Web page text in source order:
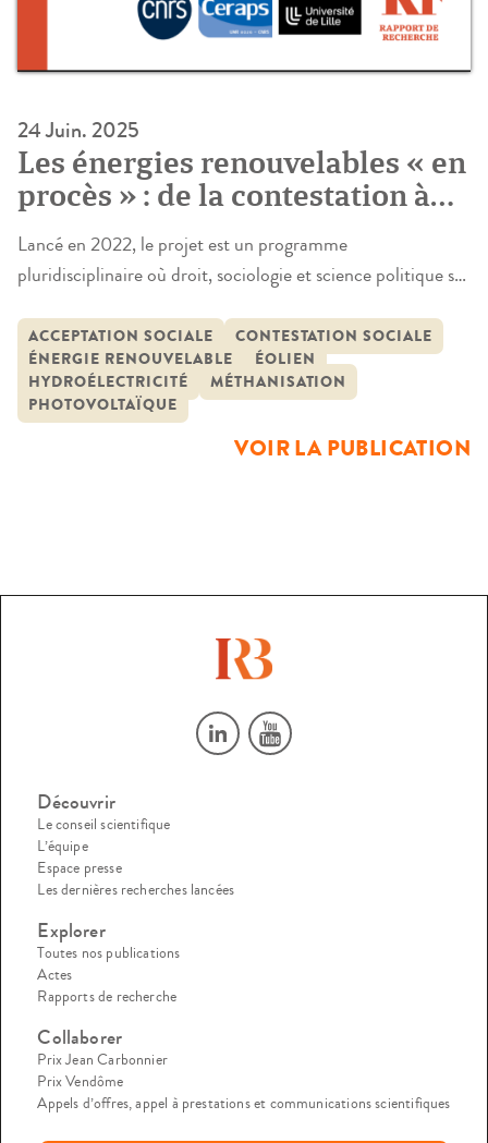
24 Juin. 2025
Les énergies renouvelables « en
procès » : de la contestation à
l’acceptation ?
Lancé en 2022, le projet est un programme
pluridisciplinaire où droit, sociologie et science politique se
nouvelles installations d’énergie renouvelable. Ce
programme de recherche propose à la fois une approche
théorique, centrée sur la compréhension du rejet de ces
infrastructures et une perspective empirique, à […]
ACCEPTATION SOCIALE
CONTESTATION SOCIALE
ÉNERGIE RENOUVELABLE
ÉOLIEN
HYDROÉLECTRICITÉ
MÉTHANISATION
PHOTOVOLTAÏQUE
VOIR LA PUBLICATION
Découvrir
Le conseil scientifique
L’équipe
Espace presse
Les dernières recherches lancées
Explorer
Toutes nos publications
Actes
Rapports de recherche
Collaborer
Prix Jean Carbonnier
Prix Vendôme
Appels d’offres, appel à prestations et communications scientifiques